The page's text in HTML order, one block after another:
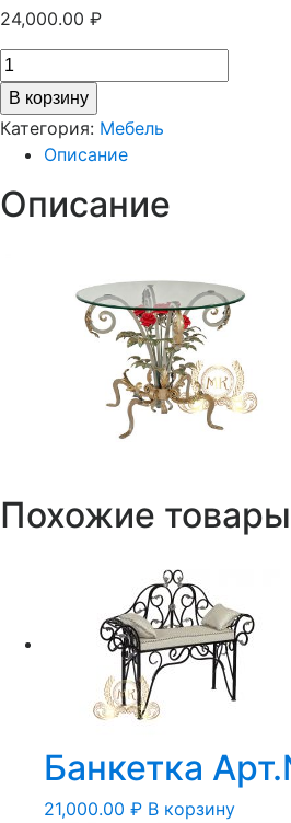
24,000.00 ₽
В корзину
Категория: Мебель
Описание
Описание
Похожие товары
Банкетка
21,000.00 ₽ В корзину